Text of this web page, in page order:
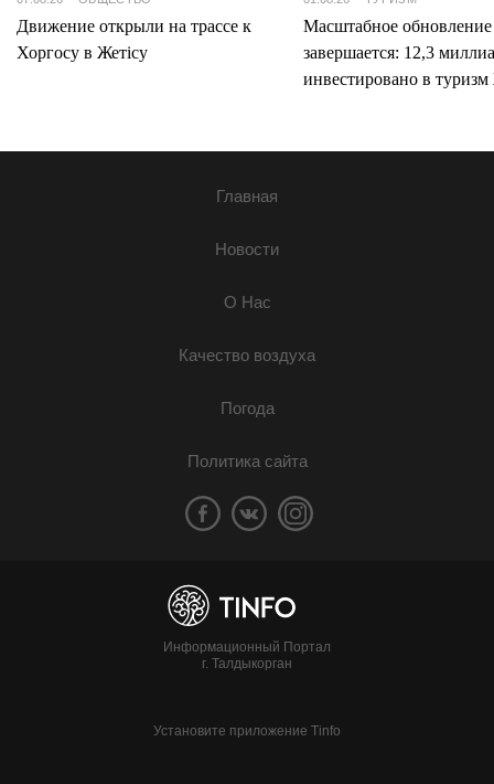
Движение открыли на трассе к
Хоргосу в Жетісу
Масштабное
завершается: 12,3
инвестировано в туризм
Главная
Новости
О Нас
Качество воздуха
Погода
Политика сайта
Информационный Портал
г. Талдыкорган
Установите приложение Tinfo